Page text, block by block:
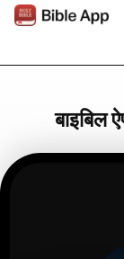
बाइबिल